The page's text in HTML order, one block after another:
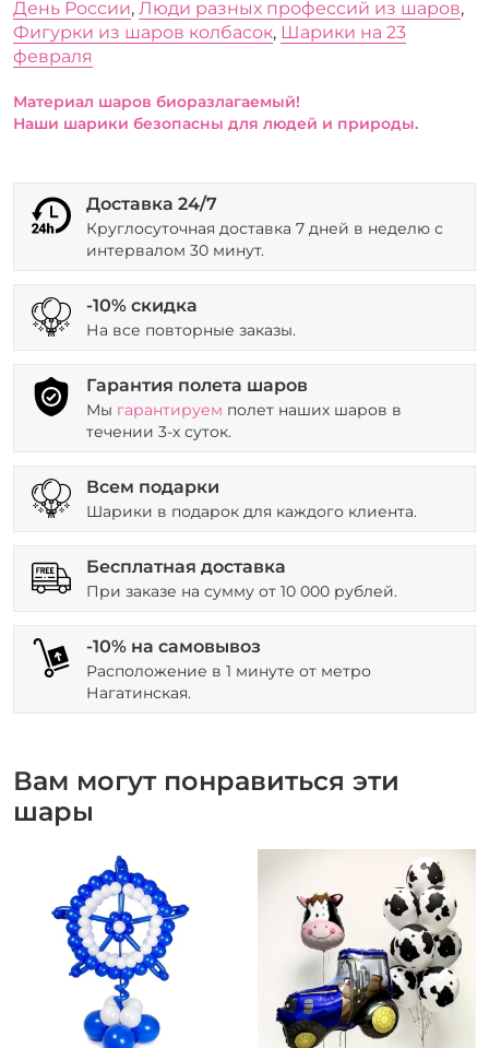
День России, Люди разных профессий из шаров,
Фигурки из шаров колбасок, Шарики на 23
февраля
Материал шаров биоразлагаемый!
Наши шарики безопасны для людей и природы.
Доставка 24/7
Круглосуточная доставка 7 дней в неделю с
интервалом 30 минут.
-10% скидка
На все повторные заказы.
Гарантия полета шаров
Мы гарантируем полет наших шаров в
течении 3-х суток.
Всем подарки
Шарики в подарок для каждого клиента.
Бесплатная доставка
При заказе на сумму от 10 000 рублей.
-10% на самовывоз
Расположение в 1 минуте от метро
Нагатинская.
Вам могут понравиться эти
шары